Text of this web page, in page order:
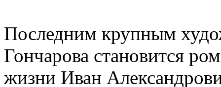
Последним крупным
Гончарова становится
жизни Иван